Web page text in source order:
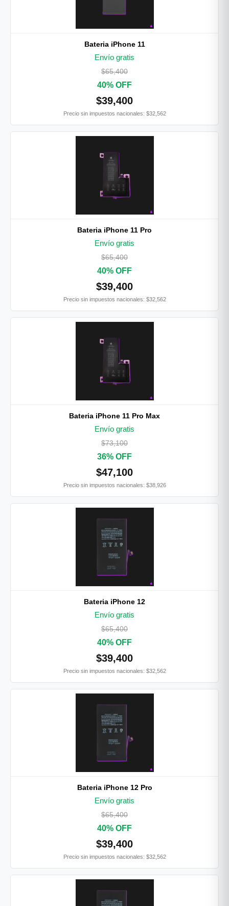
Bateria iPhone 11
Envío gratis
$65,400
40% OFF
$39,400
Precio sin impuestos nacionales: $32,562
Bateria iPhone 11 Pro
Envío gratis
$65,400
40% OFF
$39,400
Precio sin impuestos nacionales: $32,562
Bateria iPhone 11 Pro Max
Envío gratis
$73,100
36% OFF
$47,100
Precio sin impuestos nacionales: $38,926
Bateria iPhone 12
Envío gratis
$65,400
40% OFF
$39,400
Precio sin impuestos nacionales: $32,562
Bateria iPhone 12 Pro
Envío gratis
$65,400
40% OFF
$39,400
Precio sin impuestos nacionales: $32,562